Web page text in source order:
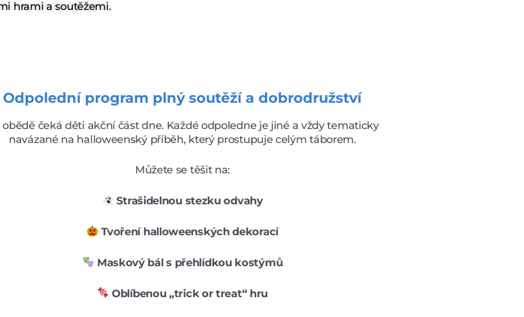
hrami a soutěžemi.
Odpolední program plný soutěží a dobrodružství
obědě čeká děti akční část dne. Každé odpoledne je jiné a vždy tematicky
navázané na halloweenský příběh, který prostupuje celým táborem.
Můžete se těšit na:
Strašidelnou stezku odvahy
Tvoření halloweenských dekorací
Maskový bál s přehlídkou kostýmů
Oblíbenou „trick or treat“ hru